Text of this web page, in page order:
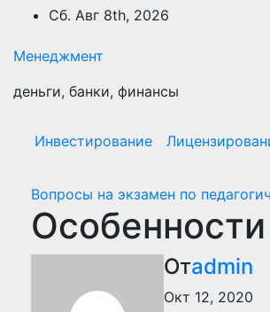
Перейти
содержимому
Сб. Авг 8th, 2026
Менеджмент
деньги, банки, финансы
Инвестирование
Вопросы на экзамен по
Особенности
Отadmin
Окт 12, 2020